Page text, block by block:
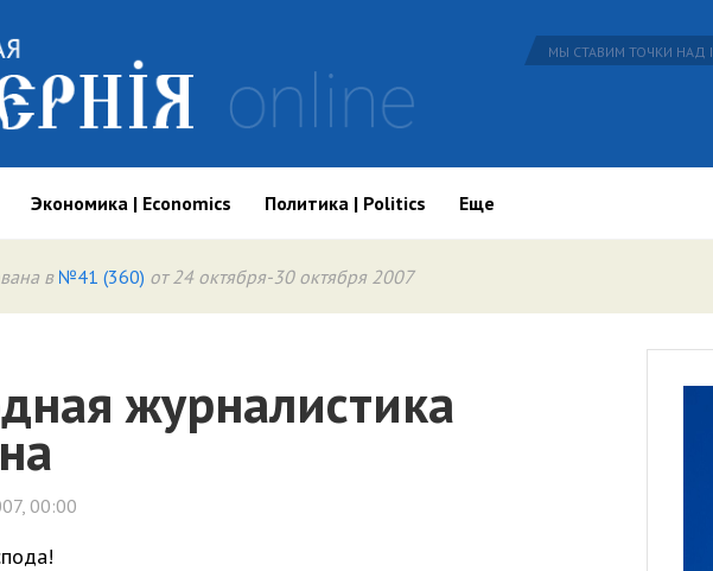
МЫ СТАВИМ ТОЧКИ НАД I
Экономика | Economics Политика | Politics Еще
в №41 (360) от 24 октября-30 октября 2007
журналистика
00:00